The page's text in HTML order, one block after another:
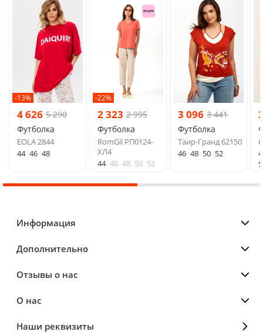
-13%
4 626 5 290
Футболка
EOLA 2844
44 46 48
-22%
2 323 2 995
Футболка
RomGil РП0124-
ХЛ4
44 46 48 50 52
3 096 3 441
Футболка
Таир-Гранд 62150
46 48 50 52
Информация
Дополнительно
Отзывы о нас
О нас
Наши реквизиты